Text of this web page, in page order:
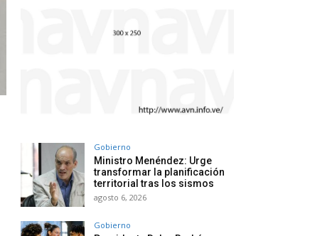
Gobierno
Ministro Menéndez: Urge
transformar la planificación
territorial tras los sismos
agosto 6, 2026
Gobierno